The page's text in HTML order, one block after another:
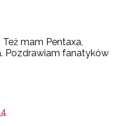
mam Pentaxa,
Pozdrawiam fanatyków